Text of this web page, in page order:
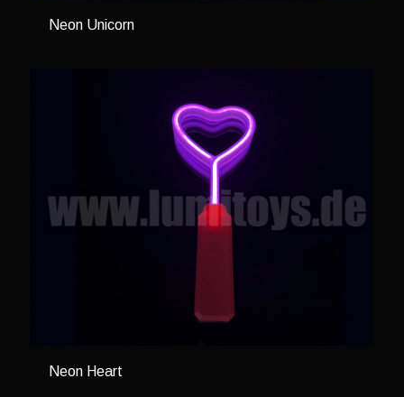
Neon Unicorn
Neon Heart